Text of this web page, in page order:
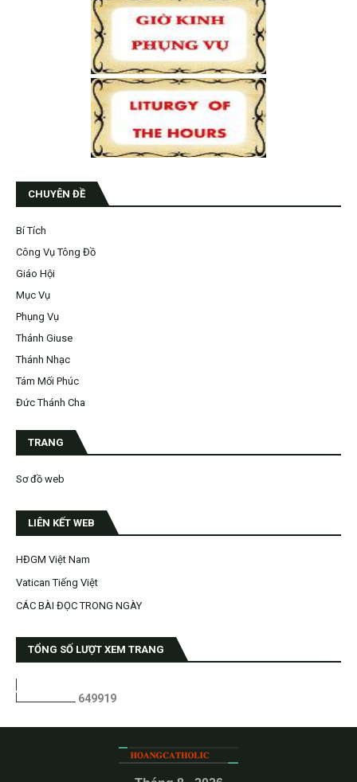
CHUYÊN ĐỀ
Bí Tích
Công Vụ Tông Đồ
Giáo Hội
Mục Vụ
Phụng Vụ
Thánh Giuse
Thánh Nhạc
Tám Mối Phúc
Đức Thánh Cha
TRANG
Sơ đồ web
LIÊN KẾT WEB
HĐGM Việt Nam
Vatican Tiếng Việt
CÁC BÀI ĐỌC TRONG NGÀY
TỔNG SỐ LƯỢT XEM TRANG
64991 9